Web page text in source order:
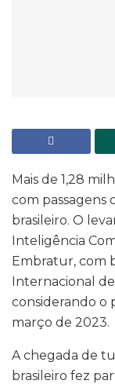
Mais de 1,28
com passagens
brasileiro. O
Inteligência
Embratur, com
Internacional
considerando o
março de 2023.
A chegada de
brasileiro fez